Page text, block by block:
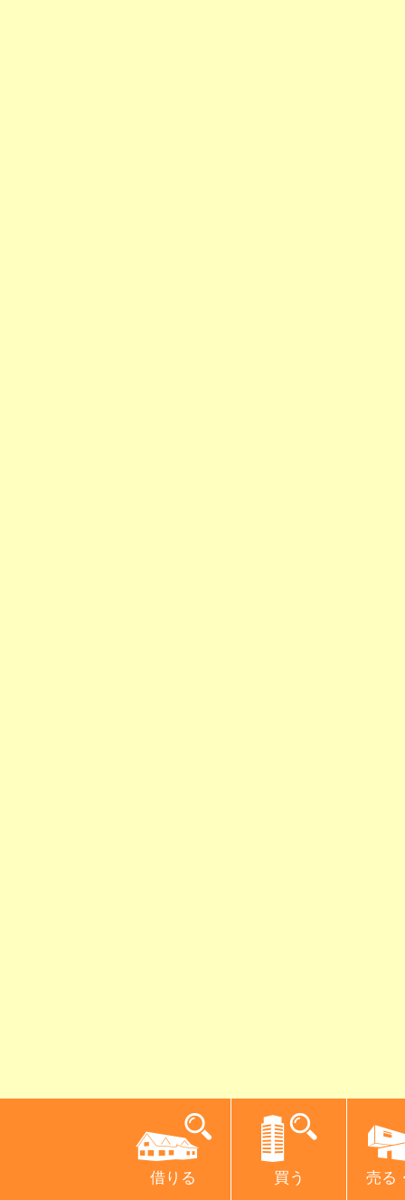
借りる 買う 売る